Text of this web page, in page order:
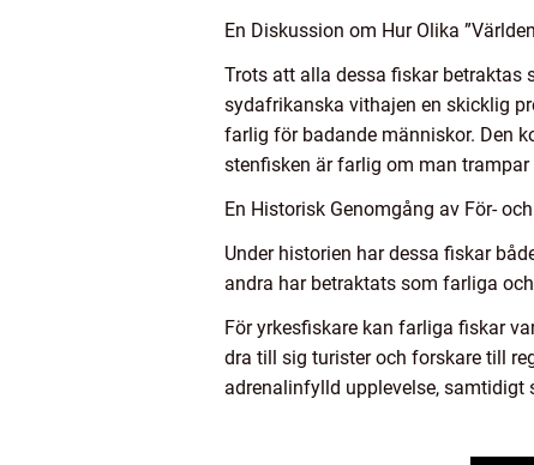
En Diskussion om Hur Olika
Trots att alla dessa fiskar betraktas
sydafrikanska vithajen en skicklig
farlig för badande människor. Den
stenfisken är farlig om man trampar
En Historisk Genomgång av För-
Under historien har dessa fiskar
andra har betraktats som farliga
För yrkesfiskare kan farliga fiskar
dra till sig turister och forskare till
adrenalinfylld upplevelse, samtidigt